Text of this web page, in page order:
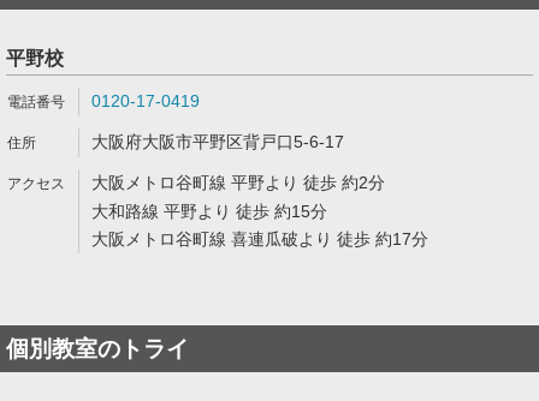
平野校
0120-17-0419
大阪府大阪市平野区背戸口5-6-17
大阪メトロ谷町線 平野より 徒歩 約2分
大和路線 平野より 徒歩 約15分
大阪メトロ谷町線 喜連瓜破より 徒歩 約17分
個別教室のトライ